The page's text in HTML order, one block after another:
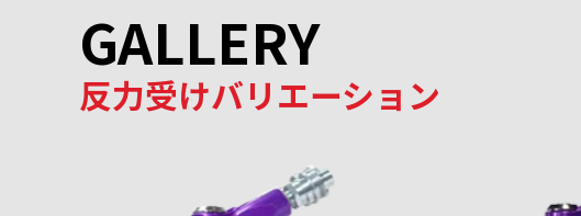
GALLERY
反力受けバリエーション